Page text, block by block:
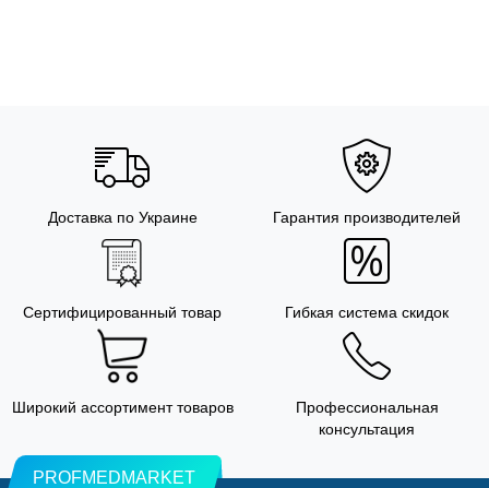
Доставка по Украине Гарантия производителей
Сертифицированный товар Гибкая система скидок
Широкий ассортимент товаров
Профессиональная
консультация
PROFMEDMARKET